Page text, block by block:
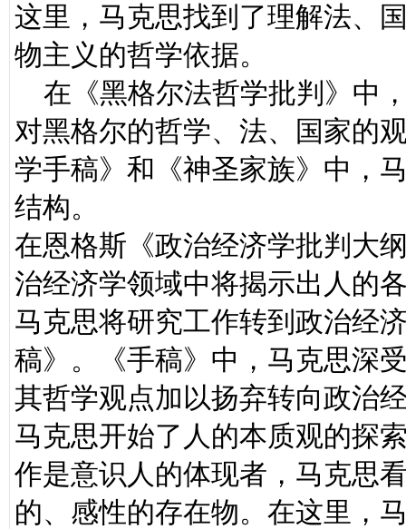
这里，马克思找到了理解法、
物主义的哲学依据。
在《黑格尔法哲学批判》中
对黑格尔的哲学、法、国家的
学手稿》和《神圣家族》中，
结构。
在恩格斯《政治经济学批判大
治经济学领域中将揭示出人的
马克思将研究工作转到政治经
稿》。《手稿》中，马克思深
其哲学观点加以扬弃转向政治
马克思开始了人的本质观的探
作是意识人的体现者，马克思
的、感性的存在物。在这里，